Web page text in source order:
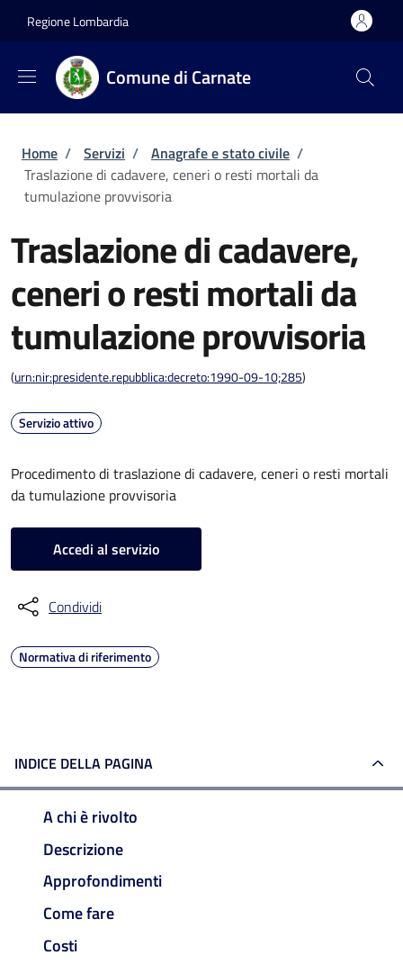
Regione Lombardia
Comune di Carnate
Briciole di pane
Home / Servizi / Anagrafe e stato civile /
Traslazione di cadavere, ceneri o resti mortali da
tumulazione provvisoria
Traslazione di cadavere,
ceneri o resti mortali da
tumulazione provvisoria
(urn:nir:presidente.repubblica:decreto:1990-09-10;285)
Servizio attivo
Procedimento di traslazione di cadavere, ceneri o resti mortali
da tumulazione provvisoria
Accedi al servizio
Condividi
Normativa di riferimento
INDICE DELLA PAGINA
A chi è rivolto
Descrizione
Approfondimenti
Come fare
Costi